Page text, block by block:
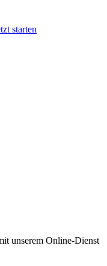
starten
unserem Online-Dienst